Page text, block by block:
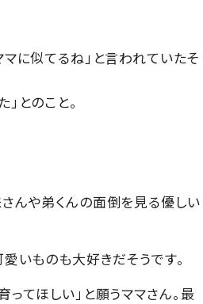
に似てるね」と言われていたそ
とのこと。
んや弟くんの面倒を見る優しい
いものも大好きだそうです。
てほしい」と願うママさん。最